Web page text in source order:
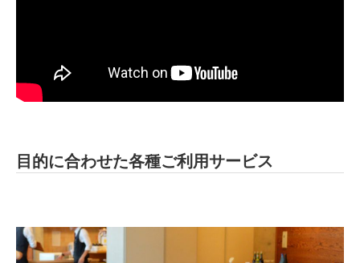
目的に合わせた各種ご利用サービス